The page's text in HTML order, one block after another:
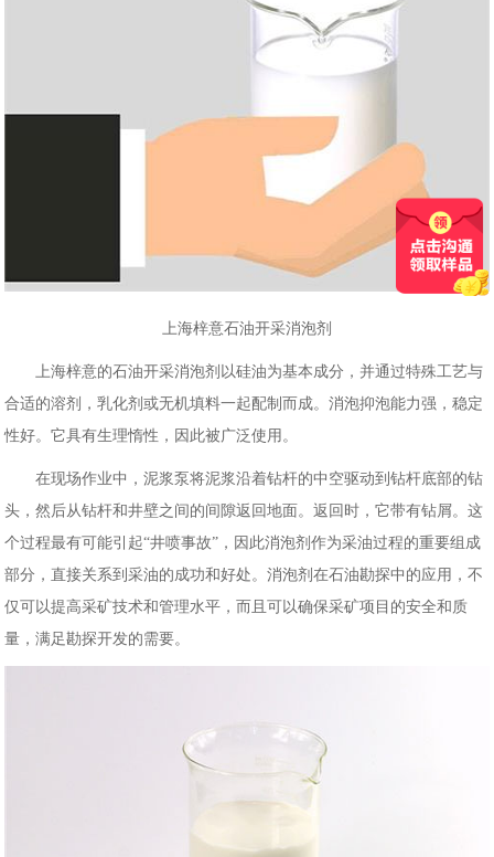
上海梓意石油开采消泡剂
上海梓意的石油开采消泡剂以硅油为基本成分，并通过特殊工艺与
合适的溶剂，乳化剂或无机填料一起配制而成。消泡抑泡能力强，稳定
性好。它具有生理惰性，因此被广泛使用。
在现场作业中，泥浆泵将泥浆沿着钻杆的中空驱动到钻杆底部的钻
头，然后从钻杆和井壁之间的间隙返回地面。返回时，它带有钻屑。这
个过程最有可能引起“井喷事故”，因此消泡剂作为采油过程的重要组成
部分，直接关系到采油的成功和好处。消泡剂在石油勘探中的应用，不
仅可以提高采矿技术和管理水平，而且可以确保采矿项目的安全和质
量，满足勘探开发的需要。